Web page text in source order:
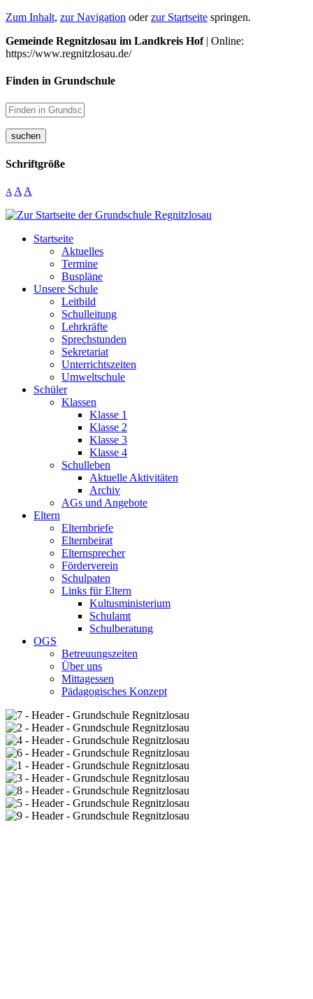
Zum Inhalt, zur Navigation oderzur Startseite springen.
Gemeinde Regnitzlosau im Landkreis Hof| Online:
https://www.regnitzlosau.de/
Finden in Grundschule
suchen
Schriftgröße
A A A
Startseite
Aktuelles
Termine
Buspläne
Unsere Schule
Leitbild
Schulleitung
Lehrkräfte
Sprechstunden
Sekretariat
Unterrichtszeiten
Umweltschule
Schüler
Klassen
Klasse 1
Klasse 2
Klasse 3
Klasse 4
Schulleben
Aktuelle Aktivitäten
Archiv
AGs und Angebote
Eltern
Elternbriefe
Elternbeirat
Elternsprecher
Förderverein
Schulpaten
Links für Eltern
Kultusministerium
Schulamt
Schulberatung
OGS
Betreuungszeiten
Über uns
Mittagessen
Pädagogisches Konzept